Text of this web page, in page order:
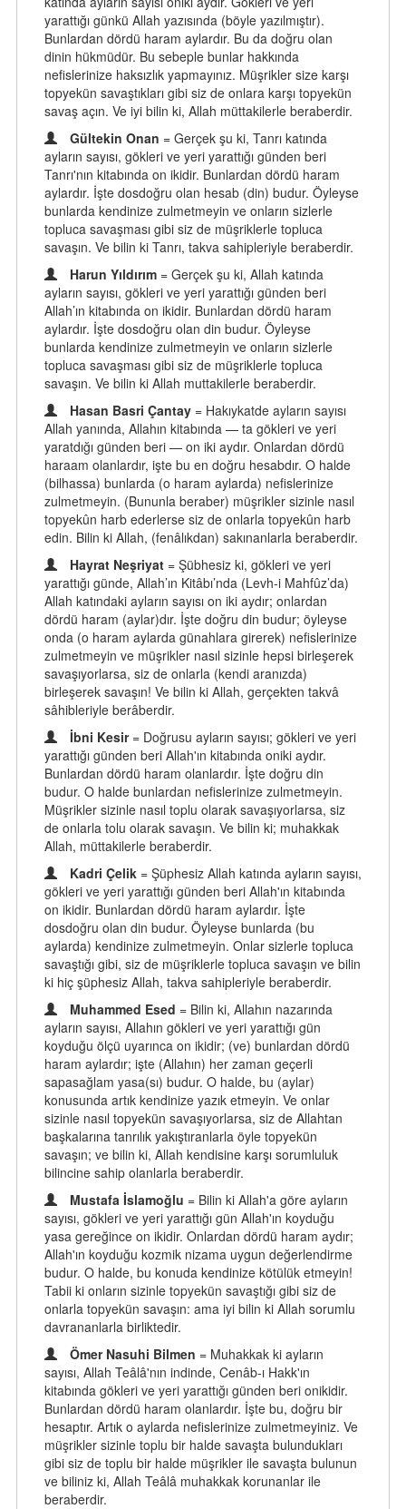
yarattığı günkü Allah yazısında (böyle yazılmıştır).
Bunlardan dördü haram aylardır. Bu da doğru olan
dinin hükmüdür. Bu sebeple bunlar hakkında
nefislerinize haksızlık yapmayınız. Müşrikler size karşı
topyekün savaştıkları gibi siz de onlara karşı topyekün
savaş açın. Ve iyi bilin ki, Allah müttakilerle beraberdir.
Gültekin Onan = Gerçek şu ki, Tanrı katında
ayların sayısı, gökleri ve yeri yarattığı günden beri
Tanrı'nın kitabında on ikidir. Bunlardan dördü haram
aylardır. İşte dosdoğru olan hesab (din) budur. Öyleyse
bunlarda kendinize zulmetmeyin ve onların sizlerle
topluca savaşması gibi siz de müşriklerle topluca
savaşın. Ve bilin ki Tanrı, takva sahipleriyle beraberdir.
Harun Yıldırım = Gerçek şu ki, Allah katında
ayların sayısı, gökleri ve yeri yarattığı günden beri
Allah’ın kitabında on ikidir. Bunlardan dördü haram
aylardır. İşte dosdoğru olan din budur. Öyleyse
bunlarda kendinize zulmetmeyin ve onların sizlerle
topluca savaşması gibi siz de müşriklerle topluca
savaşın. Ve bilin ki Allah muttakilerle beraberdir.
Hasan Basri Çantay = Hakıykatde ayların sayısı
Allah yanında, Allahın kitabında — ta gökleri ve yeri
yaratdığı günden beri — on iki aydır. Onlardan dördü
haraam olanlardır, işte bu en doğru hesabdır. O halde
(bilhassa) bunlarda (o haram aylarda) nefislerinize
zulmetmeyin. (Bununla beraber) müşrikler sizinle nasıl
topyekûn harb ederlerse siz de onlarla topyekûn harb
edin. Bilin ki Allah, (fenâlıkdan) sakınanlarla beraberdir.
Hayrat Neşriyat = Şübhesiz ki, gökleri ve yeri
yarattığı günde, Allah’ın Kitâbı’nda (Levh-i Mahfûz’da)
Allah katındaki ayların sayısı on iki aydır; onlardan
dördü haram (aylar)dır. İşte doğru din budur; öyleyse
onda (o haram aylarda günahlara girerek) nefislerinize
zulmetmeyin ve müşrikler nasıl sizinle hepsi birleşerek
savaşıyorlarsa, siz de onlarla (kendi aranızda)
birleşerek savaşın! Ve bilin ki Allah, gerçekten takvâ
sâhibleriyle berâberdir.
İbni Kesir = Doğrusu ayların sayısı; gökleri ve yeri
yarattığı günden beri Allah'ın kitabında oniki aydır.
Bunlardan dördü haram olanlardır. İşte doğru din
budur. O halde bunlardan nefislerinize zulmetmeyin.
Müşrikler sizinle nasıl toplu olarak savaşıyorlarsa, siz
de onlarla tolu olarak savaşın. Ve bilin ki; muhakkak
Allah, müttakilerle beraberdir.
Kadri Çelik = Şüphesiz Allah katında ayların sayısı,
gökleri ve yeri yarattığı günden beri Allah'ın kitabında
on ikidir. Bunlardan dördü haram aylardır. İşte
dosdoğru olan din budur. Öyleyse bunlarda (bu
aylarda) kendinize zulmetmeyin. Onlar sizlerle topluca
savaştığı gibi, siz de müşriklerle topluca savaşın ve bilin
ki hiç şüphesiz Allah, takva sahipleriyle beraberdir.
Muhammed Esed = Bilin ki, Allahın nazarında
ayların sayısı, Allahın gökleri ve yeri yarattığı gün
koyduğu ölçü uyarınca on ikidir; (ve) bunlardan dördü
haram aylardır; işte (Allahın) her zaman geçerli
sapasağlam yasa(sı) budur. O halde, bu (aylar)
konusunda artık kendinize yazık etmeyin. Ve onlar
sizinle nasıl topyekün savaşıyorlarsa, siz de Allahtan
başkalarına tanrılık yakıştıranlarla öyle topyekün
savaşın; ve bilin ki, Allah kendisine karşı sorumluluk
bilincine sahip olanlarla beraberdir.
Mustafa İslamoğlu = Bilin ki Allah'a göre ayların
sayısı, gökleri ve yeri yarattığı gün Allah'ın koyduğu
yasa gereğince on ikidir. Onlardan dördü haram aydır;
Allah'ın koyduğu kozmik nizama uygun değerlendirme
budur. O halde, bu konuda kendinize kötülük etmeyin!
Tabii ki onların sizinle topyekün savaştığı gibi siz de
onlarla topyekün savaşın: ama iyi bilin ki Allah sorumlu
davrananlarla birliktedir.
Ömer Nasuhi Bilmen = Muhakkak ki ayların
sayısı, Allah Teâlâ'nın indinde, Cenâb-ı Hakk'ın
kitabında gökleri ve yeri yarattığı günden beri onikidir.
Bunlardan dördü haram olanlardır. İşte bu, doğru bir
hesaptır. Artık o aylarda nefislerinize zulmetmeyiniz. Ve
müşrikler sizinle toplu bir halde savaşta bulundukları
gibi siz de toplu bir halde müşrikler ile savaşta bulunun
ve biliniz ki, Allah Teâlâ muhakkak korunanlar ile
beraberdir.